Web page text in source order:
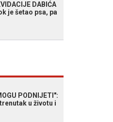
DABIĆA
je šetao psa, pa
PODNIJETI":
u životu i